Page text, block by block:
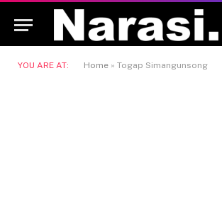
YOU ARE AT: Home » Togap Simangunsong